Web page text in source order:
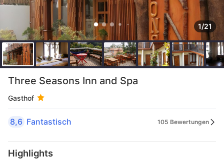
1/21
Three Seasons Inn and Spa
Gasthof
8,6 Fantastisch 105 Bewertungen
Highlights